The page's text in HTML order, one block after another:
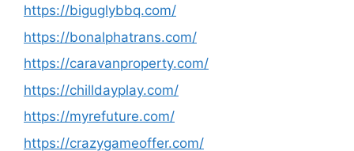
https://biguglybbq.com/
https://bonalphatrans.com/
https://caravanproperty.com/
https://chilldayplay.com/
https://myrefuture.com/
https://crazygameoffer.com/